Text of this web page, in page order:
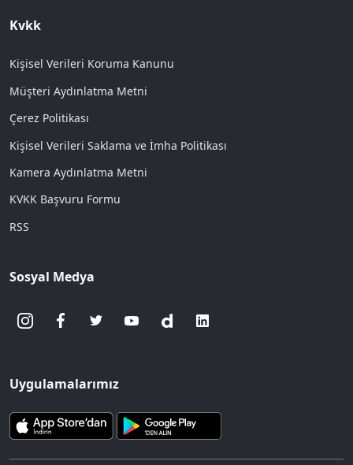
Kvkk
Kişisel Verileri Koruma Kanunu
Müşteri Aydınlatma Metni
Çerez Politikası
Kişisel Verileri Saklama ve İmha Politikası
Kamera Aydınlatma Metni
KVKK Başvuru Formu
RSS
Sosyal Medya
Uygulamalarımız